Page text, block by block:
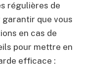
régulières de
que vous
en cas de
pour mettre en
efficace :